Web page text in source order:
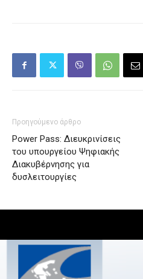
Προηγούμενο άρθρο
Power Pass: Διευκρινίσεις
του υπουργείου Ψηφιακής
Διακυβέρνησης για
δυσλειτουργίες